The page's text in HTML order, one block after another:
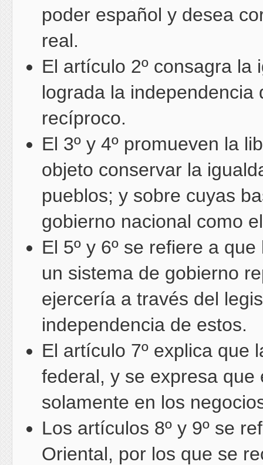
poder español y desea
real.
El artículo 2º consagra la
lograda la
recíproco.
El 3º y 4º promueven la
objeto conservar la
pueblos; y sobre cuyas
gobierno nacional como
El 5º y 6º se refiere a
un sistema de gobierno
ejercería a través del
independencia de estos.
El artículo 7º explica que
federal, y se expresa
solamente en los
Los artículos 8º y 9º se
Oriental, por los que se